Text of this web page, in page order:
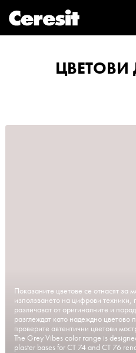
ЦВЕТОВИ
Показаните цветове се отнасят за
използването на цифрови техники,
различават от оригиналните и
разглеждат като надеждно
проверите автентични цветови
The Grey Vibes color range is
plaster bases for CT 74 and CT 76